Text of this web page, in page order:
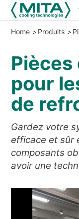
REFERENCES
APPLICATIONS
CONSEIL ET
SERVICE
CONTACTS
APPELEZ-NOUS: +39
Home Produits
Pièces
pour
de
Gardez votre
efficace et sûr
composants
avoir une